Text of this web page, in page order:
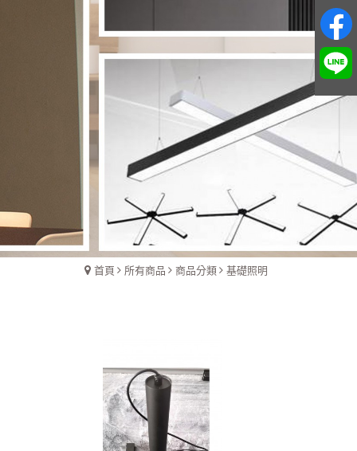
首頁 所有商品 商品分類 基礎照明